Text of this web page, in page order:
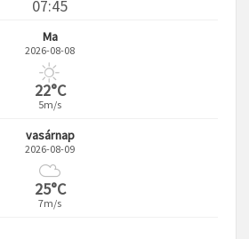
07:45
Ma
2026-08-08
22°C
5m/s
vasárnap
2026-08-09
25°C
7m/s